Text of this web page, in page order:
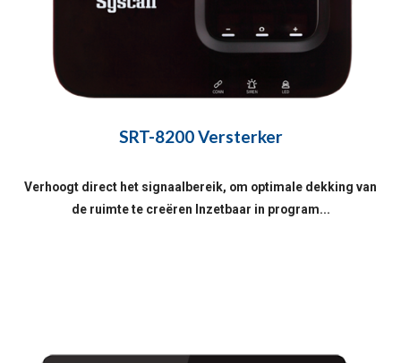
SRT-8200 Versterker
Verhoogt direct het signaalbereik, om optimale dekking van
de ruimte te creëren Inzetbaar in program...